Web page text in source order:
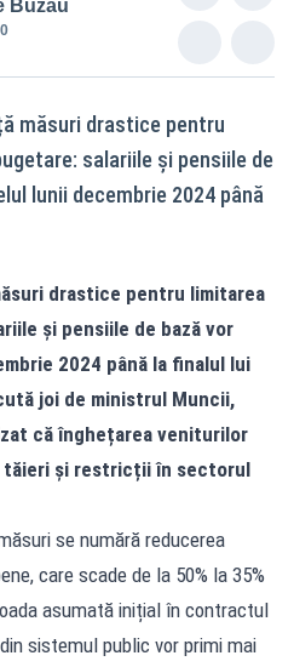
Buzau
măsuri drastice pentru
salariile și pensiile de
lunii decembrie 2024 până
drastice pentru limitarea
și pensiile de bază vor
2024 până la finalul lui
joi de ministrul Muncii,
că înghețarea veniturilor
tăieri și restricții în sectorul
se numără reducerea
care scade de la 50% la 35%
asumată inițial în contractul
sistemul public vor primi mai